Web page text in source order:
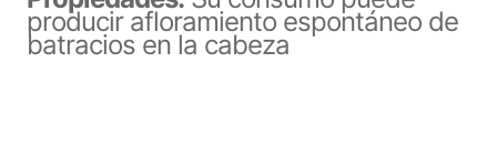
producir afloramiento espontáneo de
batracios en la cabeza